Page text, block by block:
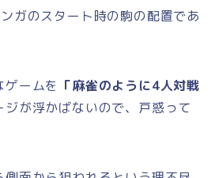
ガのスタート時の駒の配置であ
ームを 「麻雀のように4人対戦
ジが浮かばないので、戸惑って